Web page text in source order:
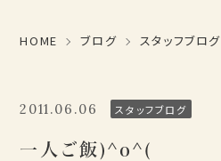
HOME ブログ スタッフブログ
2011.06.06 スタッフブログ
一人ご飯)^o^(